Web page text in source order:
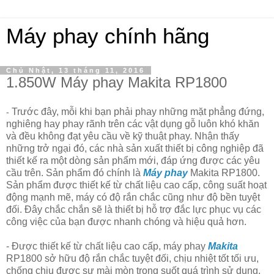
Máy phay chính hãng
Chủ Nhật, 13 tháng 11, 2016
1.850W Máy phay Makita RP1800
- Trước đây, mỗi khi bạn phải phay những mặt phẳng đứng,
nghiêng hay phay rãnh trên các vật dụng gỗ luôn khó khăn
và đều không đạt yêu cầu về kỹ thuật phay. Nhận thấy
những trở ngại đó, các nhà sản xuất thiết bị công nghiệp đã
thiết kế ra một dòng sản phẩm mới, đáp ứng được các yêu
cầu trên. Sản phẩm đó chính là Máy phayMakita RP1800.
Sản phẩm được thiết kế từ chất liệu cao cấp, công suất hoạt
động mạnh mẽ, máy có độ rắn chắc cũng như độ bền tuyệt
đối. Đây chắc chắn sẽ là thiết bị hỗ trợ đắc lực phục vụ các
công việc của bạn được nhanh chóng và hiệu quả hơn.
- Được thiết kế từ chất liệu cao cấp, máy phay Makita
RP1800 sở hữu độ rắn chắc tuyệt đối, chịu nhiệt tốt tối ưu,
chống chịu được sự mài mòn trong suốt quá trình sử dụng.